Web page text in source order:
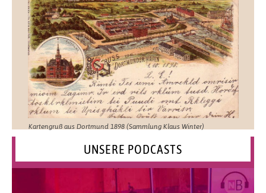
Kartengruß aus Dortmund 1898 (Sammlung Klaus Winter)
UNSERE PODCASTS